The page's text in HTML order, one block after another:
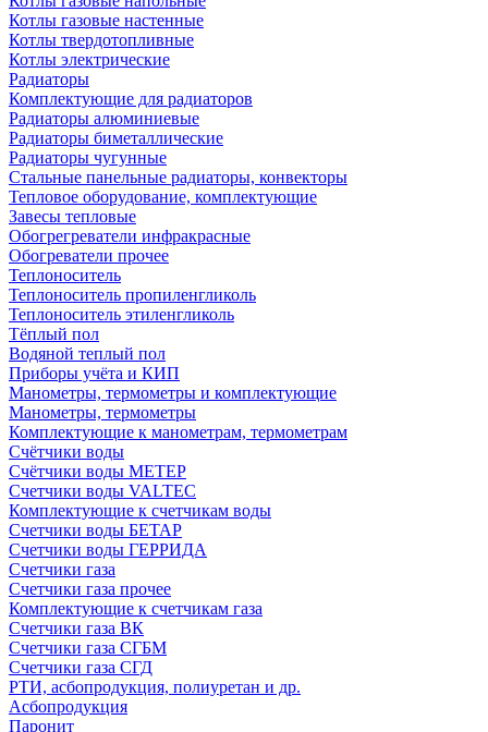
Котлы газовые настенные
Котлы твердотопливные
Котлы электрические
Радиаторы
Комплектующие для радиаторов
Радиаторы алюминиевые
Радиаторы биметаллические
Радиаторы чугунные
Стальные панельные радиаторы, конвекторы
Тепловое оборудование, комплектующие
Завесы тепловые
Обогрегреватели инфракрасные
Обогреватели прочее
Теплоноситель
Теплоноситель пропиленгликоль
Теплоноситель этиленгликоль
Тёплый пол
Водяной теплый пол
Приборы учёта и КИП
Манометры, термометры и комплектующие
Манометры, термометры
Комплектующие к манометрам, термометрам
Счётчики воды
Счётчики воды МЕТЕР
Счетчики воды VALTEC
Комплектующие к счетчикам воды
Счетчики воды БЕТАР
Счетчики воды ГЕРРИДА
Счетчики газа
Счетчики газа прочее
Комплектующие к счетчикам газа
Счетчики газа ВК
Счетчики газа СГБМ
Счетчики газа СГД
РТИ, асбопродукция, полиуретан и др.
Асбопродукция
Паронит